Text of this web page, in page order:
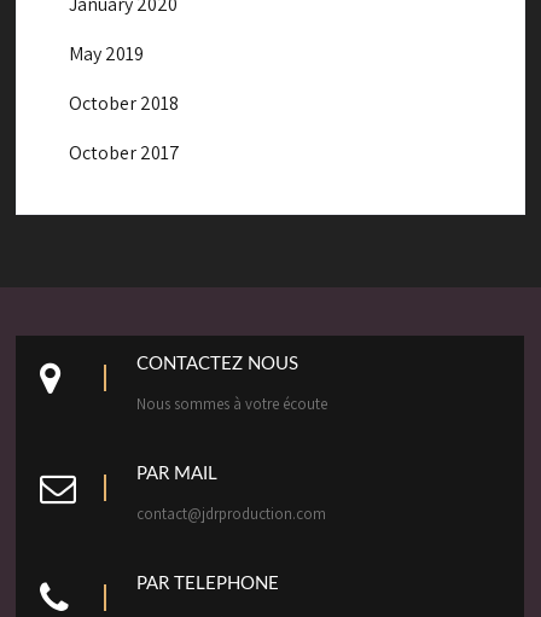
May 2019
October 2018
October 2017
CONTACTEZ NOUS
Nous sommes à votre écoute
PAR MAIL
contact@jdrproduction.com
PAR TELEPHONE